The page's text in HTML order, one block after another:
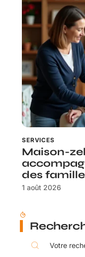
SERVICES
Maison-
des
1 août 2026